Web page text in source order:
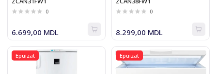
0
6.699,00 MDL
0
8.299,00 MDL
Epuizat Epuizat